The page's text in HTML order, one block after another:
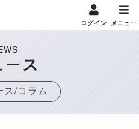
ログイン メニュー
ス
ス/コラム